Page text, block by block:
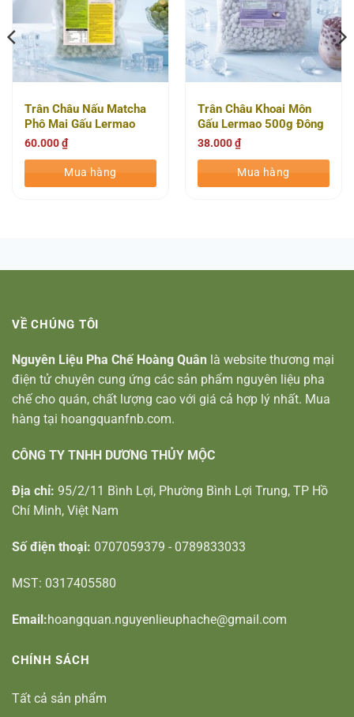
Trân Châu Nấu Matcha
Phô Mai Gấu Lermao
500G (18 Gói/Thùng)
60.000₫
Mua hàng
Trân Châu Khoai Môn
Gấu Lermao 500g Đông
Lạnh (30 Gói/Thùng)
38.000₫
Mua hàng
VỀ CHÚNG TÔI
Nguyên Liệu Pha Chế Hoàng Quân là website thương mại
điện tử chuyên cung ứng các sản phẩm nguyên liệu pha
chế cho quán, chất lượng cao với giá cả hợp lý nhất. Mua
hàng tại hoangquanfnb.com.
CÔNG TY TNHH DƯƠNG THỦY MỘC
Địa chỉ: 95/2/11 Bình Lợi, Phường Bình Lợi Trung, TP Hồ
Chí Minh, Việt Nam
Số điện thoại: 0707059379 - 0789833033
MST: 0317405580
Email:hoangquan.nguyenlieuphache@gmail.com
CHÍNH SÁCH
Tất cả sản phẩm